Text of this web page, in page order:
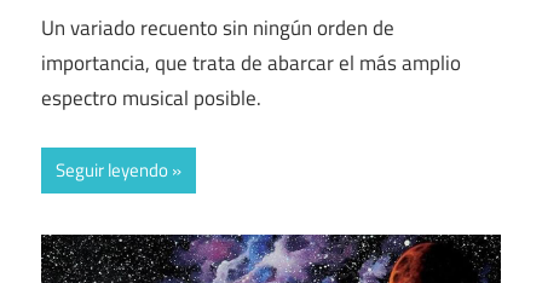
Un variado recuento sin ningún orden de
importancia, que trata de abarcar el más amplio
espectro musical posible.
Seguir leyendo